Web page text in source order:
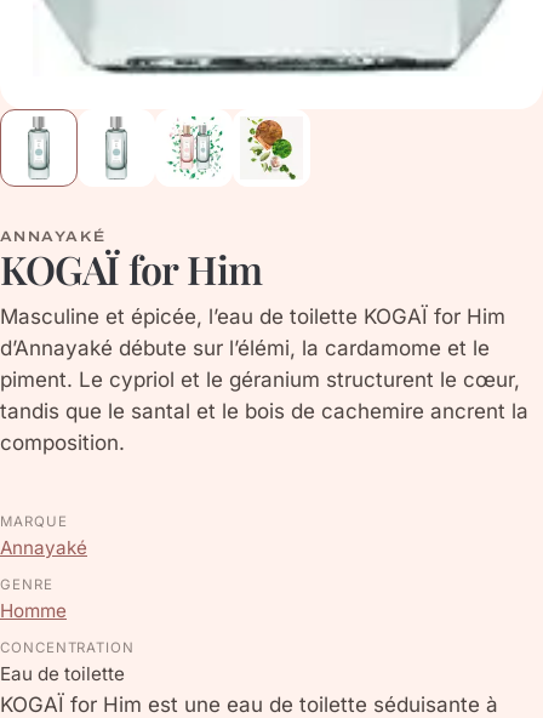
ANNAYAKÉ
KOGAÏ for Him
Masculine et épicée, l’eau de toilette KOGAÏ for Him
d’Annayaké débute sur l’élémi, la cardamome et le
piment. Le cypriol et le géranium structurent le cœur,
tandis que le santal et le bois de cachemire ancrent la
composition.
MARQUE
Annayaké
GENRE
Homme
CONCENTRATION
Eau de toilette
KOGAÏ for Him est une eau de toilette séduisante à